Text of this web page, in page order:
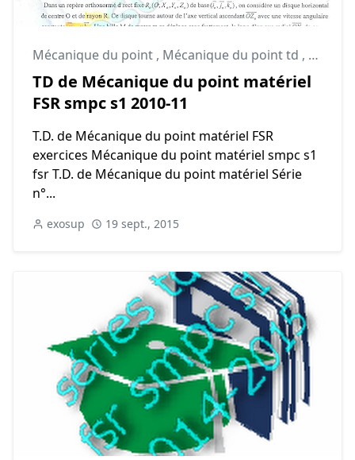
Mécanique du point , Mécanique du point td , smpc
TD de Mécanique du point matériel
FSR smpc s1 2010-11
T.D. de Mécanique du point matériel FSR
exercices Mécanique du point matériel smpc s1
fsr T.D. de Mécanique du point matériel Série
n°...
exosup 19 sept., 2015